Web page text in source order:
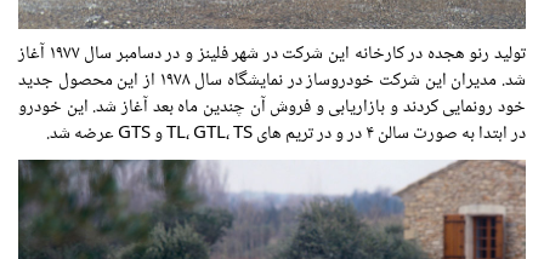
تولید رنو هجده در کارخانه این شرکت در شهر فلینز و در دسامبر سال ۱۹۷۷ آغاز
شد. مدیران این شرکت خودروساز در نمایشگاه سال ۱۹۷۸ از این محصول جدید
خود رونمایی کردند و بازاریابی و فروش آن چندین ماه بعد آغاز شد. این خودرو
در ابتدا به صورت سالن ۴ در و در تریم های TL، GTL، TS و GTS عرضه شد.